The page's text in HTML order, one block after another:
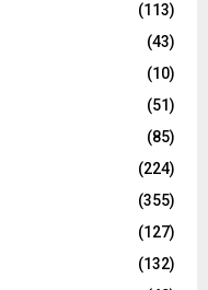
(113)
(43)
(10)
(51)
(85)
(224)
(355)
(127)
(132)